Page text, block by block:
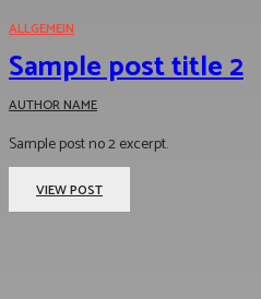
ALLGEMEIN
Sample post title 2
AUTHOR NAME
Sample post no 2 excerpt.
VIEW POST